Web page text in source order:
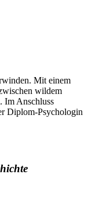
Mit einem
wildem
Im Anschluss
Diplom-Psychologin